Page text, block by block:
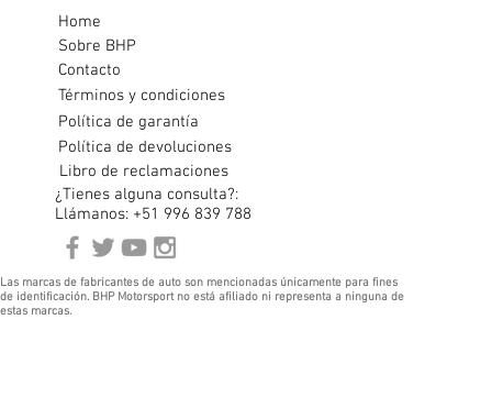
Home
Sobre BHP
Contacto
Términos y condiciones
Política de garantía
Política de devoluciones
Libro de reclamaciones
¿Tienes alguna consulta?:
Llámanos: +51 996 839 788
Las marcas de fabricantes de auto son mencionadas únicamente para fines
de identificación. BHP Motorsport no está afiliado ni representa a ninguna de
estas marcas.